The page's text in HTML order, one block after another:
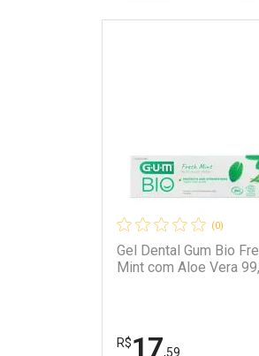
(0)
Gel Dental Gum Bio
Mint com Aloe Vera
R$17,59